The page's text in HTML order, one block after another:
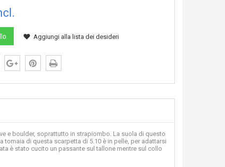
Aggiungi alla lista dei desideri
e boulder, soprattutto in strapiombo. La suola di questo
di questa scarpetta di 5.10 è in pelle, per adattarsi
è stato cucito un passante sul tallone mentre sul collo